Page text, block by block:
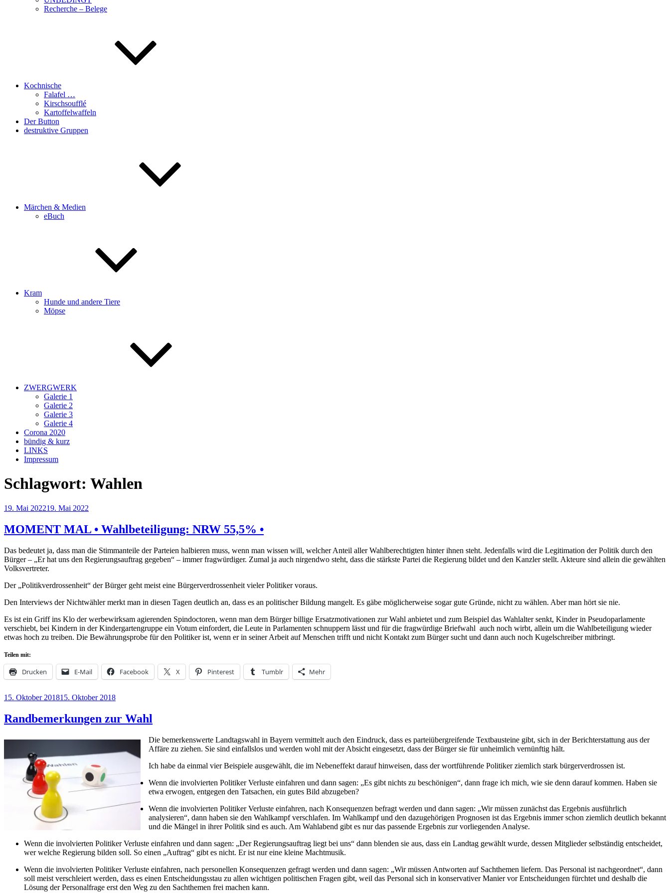
Recherche – Belege
Kochnische
Falafel …
Kirschsoufflé
Kartoffelwaffeln
Der Button
destruktive Gruppen
Märchen & Medien
eBuch
Kram
Hunde und andere Tiere
Möpse
ZWERGWERK
Galerie 1
Galerie 2
Galerie 3
Galerie 4
Corona 2020
bündig & kurz
LINKS
Impressum
Schlagwort: Wahlen
Veröffentlicht
19. Mai 202219. Mai 2022
MOMENT MAL • Wahlbeteiligung: NRW 55,5% •
Das bedeutet ja, dass man die Stimmanteile der Parteien halbieren muss, wenn man wissen will, welcher Anteil aller Wahlberechtigten hinter ihnen steht. Jedenfalls wird die Legitimation der Politik durch den
Bürger – „Er hat uns den Regierungsauftrag gegeben“ – immer fragwürdiger. Zumal ja auch nirgendwo steht, dass die stärkste Partei die Regierung bildet und den Kanzler stellt. Akteure sind allein die gewählten
Volksvertreter.
Der „Politikverdrossenheit“ der Bürger geht meist eine Bürgerverdrossenheit vieler Politiker voraus.
Den Interviews der Nichtwähler merkt man in diesen Tagen deutlich an, dass es an politischer Bildung mangelt. Es gäbe möglicherweise sogar gute Gründe, nicht zu wählen. Aber man hört sie nie.
Es ist ein Griff ins Klo der werbewirksam agierenden Spindoctoren, wenn man dem Bürger billige Ersatzmotivationen zur Wahl anbietet und zum Beispiel das Wahlalter senkt, Kinder in Pseudoparlamente
verschiebt, bei Kindern in der Kindergartengruppe ein Votum einfordert, die Leute in Parlamenten schnuppern lässt und für die fragwürdige Briefwahl auch noch wirbt, allein um die Wahlbeteiligung wieder
etwas hoch zu treiben. Die Bewährungsprobe für den Politiker ist, wenn er in seiner Arbeit auf Menschen trifft und nicht Kontakt zum Bürger sucht und dann auch noch Kugelschreiber mitbringt.
Teilen mit:
Drucken E-Mail Facebook X Pinterest Tumblr Mehr
Veröffentlicht
15. Oktober 201815. Oktober 2018
Randbemerkungen zur Wahl
Die bemerkenswerte Landtagswahl in Bayern vermittelt auch den Eindruck, dass es parteiübergreifende Textbausteine gibt, sich in der Berichterstattung aus der
Affäre zu ziehen. Sie sind einfallslos und werden wohl mit der Absicht eingesetzt, dass der Bürger sie für unheimlich vernünftig hält.
Ich habe da einmal vier Beispiele ausgewählt, die im Nebeneffekt darauf hinweisen, dass der wortführende Politiker ziemlich stark bürgerverdrossen ist.
Wenn die involvierten Politiker Verluste einfahren und dann sagen: „Es gibt nichts zu beschönigen“, dann frage ich mich, wie sie denn darauf kommen. Haben sie
etwa erwogen, entgegen den Tatsachen, ein gutes Bild abzugeben?
Wenn die involvierten Politiker Verluste einfahren, nach Konsequenzen befragt werden und dann sagen: „Wir müssen zunächst das Ergebnis ausführlich
analysieren“, dann haben sie den Wahlkampf verschlafen. Im Wahlkampf und den dazugehörigen Prognosen ist das Ergebnis immer schon ziemlich deutlich bekannt
und die Mängel in ihrer Politik sind es auch. Am Wahlabend gibt es nur das passende Ergebnis zur vorliegenden Analyse.
Wenn die involvierten Politiker Verluste einfahren und dann sagen: „Der Regierungsauftrag liegt bei uns“ dann blenden sie aus, dass ein Landtag gewählt wurde, dessen Mitglieder selbständig entscheidet,
wer welche Regierung bilden soll. So einen „Auftrag“ gibt es nicht. Er ist nur eine kleine Machtmusik.
Wenn die involvierten Politiker Verluste einfahren, nach personellen Konsequenzen gefragt werden und dann sagen: „Wir müssen Antworten auf Sachthemen liefern. Das Personal ist nachgeordnet“, dann
soll meist verschleiert werden, dass es einen Entscheidungsstau zu allen wichtigen politischen Fragen gibt, weil das Personal sich in konservativer Manier vor Entscheidungen fürchtet und deshalb die
Lösung der Personalfrage erst den Weg zu den Sachthemen frei machen kann.